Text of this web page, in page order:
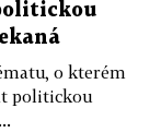
o kterém
politickou